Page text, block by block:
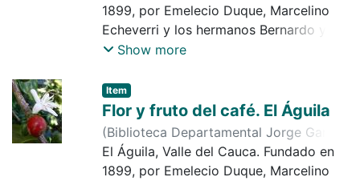
Jesús
1899, por Emelecio Duque, Marcelino
Echeverri y los hermanos Bernardo y
Natalio Serna. Municipio desde 1953.
caficultura, ganadería, minería,
explotación forestal, etc. Observamos
en la imagen, granos de café tostado.
Se aprecia un pocillo
Show more
Item
Flor y fruto del café. El Águila
(Biblioteca Departamental Jorge Garcés
Borrero,2017-06-30)Jaramillo, Jair de
Jesús
El Águila, Valle del Cauca. Fundado en
1899, por Emelecio Duque, Marcelino